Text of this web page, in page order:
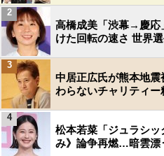
高橋成美「渋幕→慶応
けた回転の速さ 世界
2
中居正広氏が熊本地
わらないチャリティ
3
松本若菜「ジュラシ
み》論争再燃…暗雲漂
4